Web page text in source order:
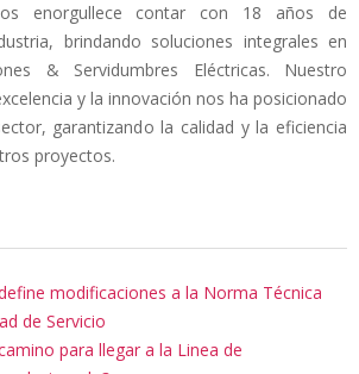
enorgullece contar con 18 años de
brindando soluciones integrales en
& Servidumbres Eléctricas. Nuestro
y la innovación nos ha posicionado
garantizando la calidad y la eficiencia
proyectos.
modificaciones a la Norma Técnica
de Servicio
para llegar a la Linea de